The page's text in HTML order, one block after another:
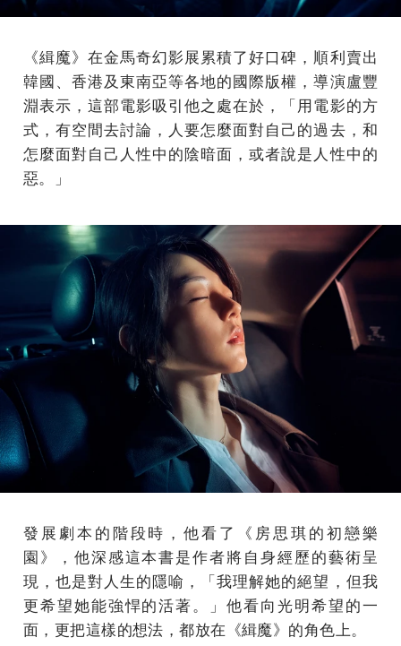
《緝魔》在金馬奇幻影展累積了好口碑，順利賣出
韓國、香港及東南亞等各地的國際版權，導演盧豐
淵表示，這部電影吸引他之處在於，「用電影的方
式，有空間去討論，人要怎麼面對自己的過去，和
怎麼面對自己人性中的陰暗面，或者說是人性中的
惡。」
發展劇本的階段時，他看了《房思琪的初戀樂
園》，他深感這本書是作者將自身經歷的藝術呈
現，也是對人生的隱喻，「我理解她的絕望，但我
更希望她能強悍的活著。」他看向光明希望的一
面，更把這樣的想法，都放在《緝魔》的角色上。